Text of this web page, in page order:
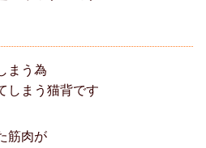
まう為
しまう猫背です
筋肉が